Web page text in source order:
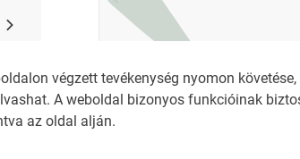
végzett tevékenység nyomon
A weboldal bizonyos funkcióinak
az oldal alján.